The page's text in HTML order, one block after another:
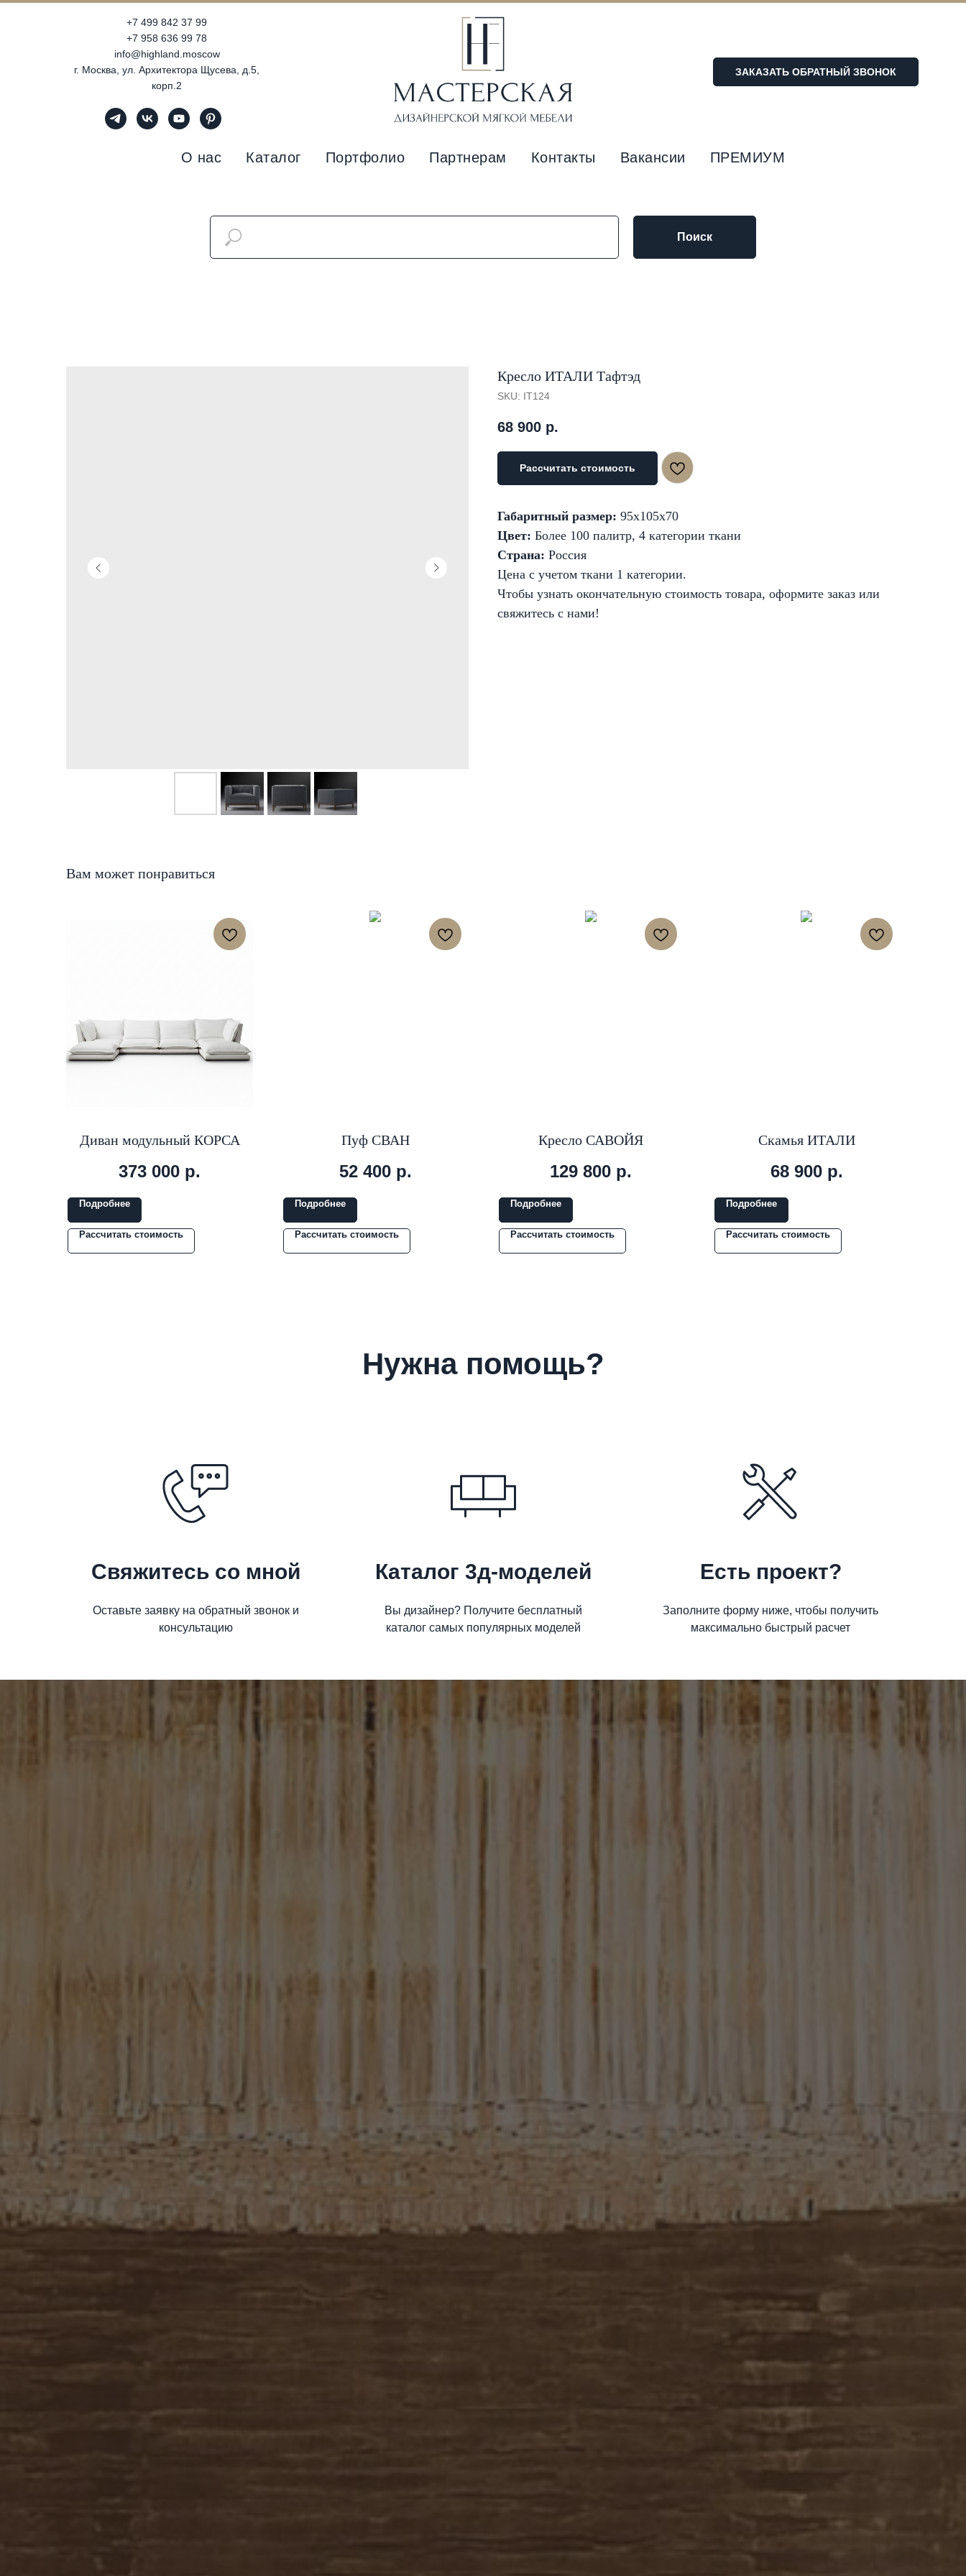
+7 499 842 37 99
+7 958 636 99 78
info@highland.moscow
г. Москва, ул. Архитектора Щусева, д.5,
корп.2
ЗАКАЗАТЬ ОБРАТНЫЙ ЗВОНОК
О нас Каталог Портфолио Партнерам Контакты Вакансии ПРЕМИУМ
Поиск
Кресло ИТАЛИ Тафтэд
SKU: IT124
68 900 р.
Рассчитать стоимость
Габаритный размер: 95х105x70
Цвет: Более 100 палитр, 4 категории ткани
Страна: Россия
Цена с учетом ткани 1 категории.
Чтобы узнать окончательную стоимость товара, оформите заказ или
свяжитесь с нами!
Вам может понравиться
Диван модульный КОРСА
373 000 р.
Подробнее
Рассчитать стоимость
Пуф СВАН
52 400 р.
Подробнее
Рассчитать стоимость
Кресло САВОЙЯ
129 800 р.
Подробнее
Рассчитать стоимость
Скамья ИТАЛИ
68 900 р.
Подробнее
Рассчитать стоимость
Нужна помощь?
Свяжитесь со мной
Оставьте заявку на обратный звонок и
консультацию
Каталог 3д-моделей
Вы дизайнер? Получите бесплатный
каталог самых популярных моделей
Есть проект?
Заполните форму ниже, чтобы получить
максимально быстрый расчет